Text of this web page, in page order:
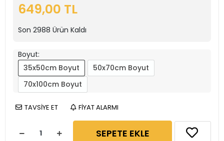
649,00 TL
Son 2988 Ürün Kaldı
Boyut:
35x50cm Boyut
50x70cm Boyut
70x100cm Boyut
TAVSİYE ET FİYAT ALARMI
SEPETE EKLE